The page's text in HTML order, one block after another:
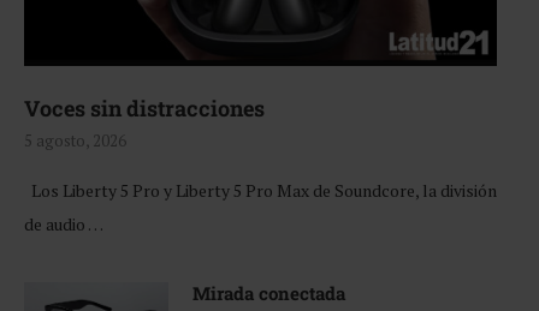
Voces sin distracciones
5 agosto, 2026
Los Liberty 5 Pro y Liberty 5 Pro Max de Soundcore, la división
de audio …
Mirada conectada